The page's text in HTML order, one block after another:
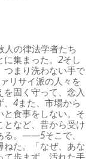
人の律法学者たち
に集まった。2そし
つまり洗わない手で
リサイ派の人々を
固く守って、念入
、4また、市場から
と食事をしない。そ
など、昔から受け
る。――5そこで、
ねた。「なぜ、あな